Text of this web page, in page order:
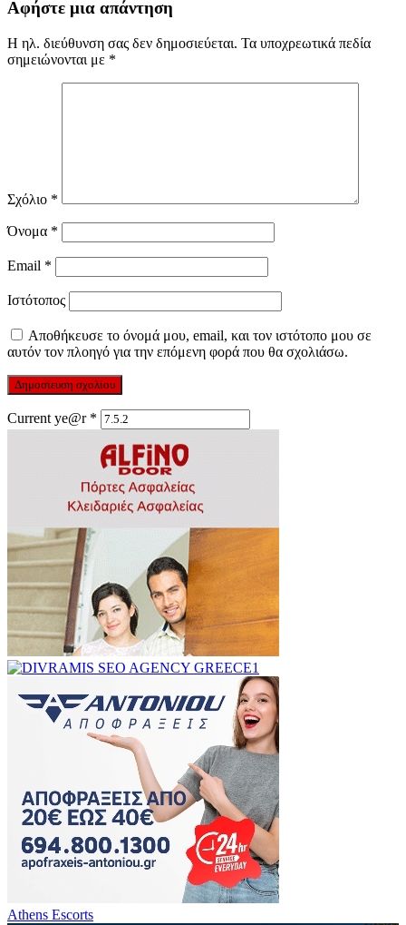
Αφήστε μια απάντηση
Η ηλ. διεύθυνση σας δεν δημοσιεύεται. Τα υποχρεωτικά πεδία
σημειώνονται με *
Σχόλιο *
Όνομα *
Email *
Ιστότοπος
Αποθήκευσε το όνομά μου, email, και τον ιστότοπο μου σε
αυτόν τον πλοηγό για την επόμενη φορά που θα σχολιάσω.
Current ye@r *
Athens Escorts